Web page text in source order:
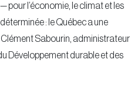
pour l’économie, le climat et les
: le Québec a une
Clément Sabourin, administrateur
Développement durable et des